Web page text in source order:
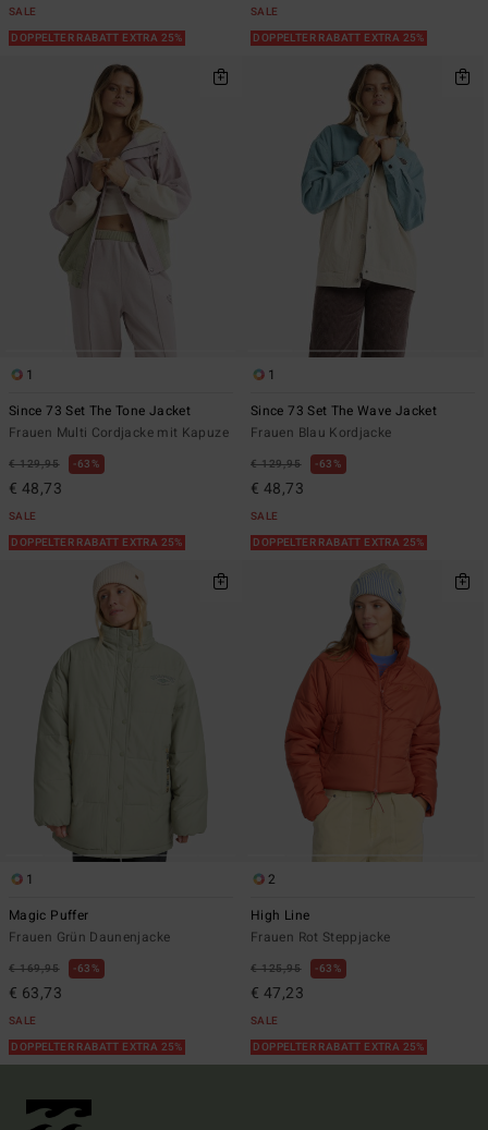
SALE
DOPPELTER RABATT EXTRA 25%
SALE
DOPPELTER RABATT EXTRA 25%
1
Since 73 Set The Tone Jacket
Frauen Multi Cordjacke mit Kapuze
€ 129,95 63%
€ 48,73
SALE
DOPPELTER RABATT EXTRA 25%
1
Since 73 Set The Wave Jacket
Frauen Blau Kordjacke
€ 129,95 63%
€ 48,73
SALE
DOPPELTER RABATT EXTRA 25%
1
Magic Puffer
Frauen Grün Daunenjacke
€ 169,95 63%
€ 63,73
SALE
DOPPELTER RABATT EXTRA 25%
2
High Line
Frauen Rot Steppjacke
€ 125,95 63%
€ 47,23
SALE
DOPPELTER RABATT EXTRA 25%